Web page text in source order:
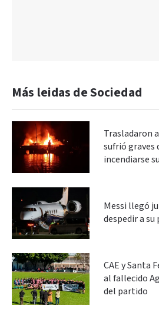
Más leidas de Sociedad
Trasladaron
sufrió graves
incendiarse
Messi llegó
despedir a su
CAE y Santa
al fallecido
del partido